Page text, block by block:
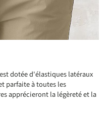
est dotée d'élastiques latéraux
parfaite à toutes les
apprécieront la légèreté et la